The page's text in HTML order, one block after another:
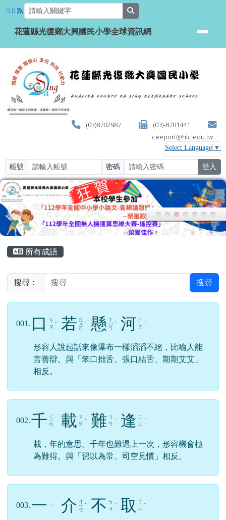
跳至主內容區
花蓮縣光復鄉大興國民小學全球資
花蓮縣光復鄉大興國民小學全球資訊網
(03)8702987
(03)-8701441
ceeport@hlc.edu.tw
Select Language ▼
帳號 密碼 登入
主內容區域
所有成語
搜尋： 搜尋
001. 口
ㄎ
ㄡ ˇ 若 ㄖ
ㄨ
ㄛ
ˋ 懸 ㄒ
ㄩ
ㄢ
ˊ 河 ㄏ
ㄜ ˊ
形容人說起話來像瀑布一樣滔滔不絕，比喻人能
言善辯。與「笨口拙舌、張口結舌、期期艾艾」
相反。
002.千 ㄑ
ㄧ
ㄢ 載 ㄗ
ㄞ ˇ 難 ㄋ
ㄢ ˊ 逢 ㄈ
ㄥ
ˊ
載，年的意思。千年也難遇上一次，形容機會極
為難得。與「習以為常、司空見慣」相反。
003. 一 ㄧ 介 ㄐ
ㄧ
ㄝ
ˋ 不 ㄅ
ㄨ ˋ 取
ㄑ
ㄩ ˇ
頁尾區域